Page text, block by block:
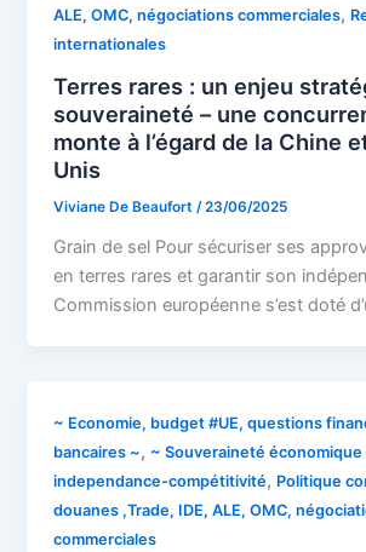
ALE, OMC, négociations commerciales,
internationales
Terres rares : un enjeu
souveraineté – une
monte à l’égard de la Chine
Unis
Viviane De Beaufort /23/06/2025
Grain de sel Pour sécuriser ses
en terres rares et garantir son
Commission européenne s’est doté
~ Economie, budget #UE, questions
bancaires ~, ~ Souveraineté
independance-compétitivité, Politique
douanes ,Trade, IDE, ALE, OMC,
commerciales